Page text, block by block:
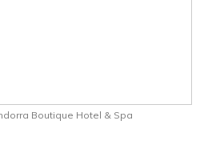
Boutique Hotel & Spa